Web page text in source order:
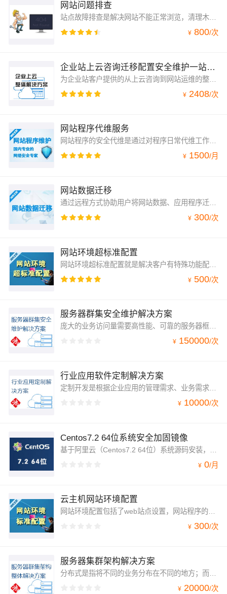
网站问题排查
站点故障排查是解决网站不能正常浏览，清理木马病毒，配置错误排查这些棘手问题。
¥ 800/次
企业站上云咨询迁移配置安全维护一站式服务
为企业站客户提供的从上云咨询到网站运维的整体管家式服务。
¥ 2408/次
网站程序代维服务
网站程序的安全代维是通过对程序日常代维工作，对网站程序进行安全检测，发现程序出现的漏洞，及时进行修补，避免黑客利用程序漏洞，对网站植入病毒和木马，避免网站出现运行错误，防止网页篡改，数据丢失的情况。
¥ 1500/月
网站数据迁移
通过远程方式协助用户将网站数据、应用程序迁移至阿里云服务器，让用户网站的整体上云过程更加简单。
¥ 300/次
网站环境超标准配置
网站环境超标准配置就是解决客户有特殊功能配置的需求，包括：站点特殊配置；数据库特殊配置，系统特殊配置。
¥ 500/次
服务器群集安全维护解决方案
庞大的业务访问量需要高性能、可靠的服务器框架支撑。高性能要求服务器在巨大压力下仍然高速运行，读写返回正确的业务信息，前端用户体验良好。
¥ 150000/次
行业应用软件定制解决方案
定制开发是根据企业应用的管理需求、业务需求、流程需求、数据需求、决策需求、移动需求等量身定制，满足现代企业快速反应的互联网功能，有助于降低企业运营成本和提升企业管理效率；进而实现企业互联网的品牌数字化、营销智能化、业务移动化、数据可视化。
¥ 10000/次
Centos7.2 64位系统安全加固镜像
¥ 0/月
云主机网站环境配置
网站环境配置包括了web站点设置，网站程序的安装和站点调优，ftp安装配置，数据库设置和优化。
¥ 300/次
服务器集群架构解决方案
¥ 20000/次